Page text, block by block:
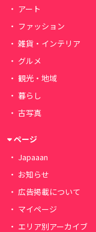
アート
ファッション
雑貨・インテリア
グルメ
観光・地域
暮らし
古写真
ページ
Japaaan
お知らせ
広告掲載について
マイページ
エリア別アーカイブ